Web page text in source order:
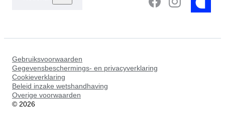
Gebruiksvoorwaarden
Gegevensbeschermings- en privacyverklaring
Cookieverklaring
Beleid inzake wetshandhaving
Overige voorwaarden
© 2026